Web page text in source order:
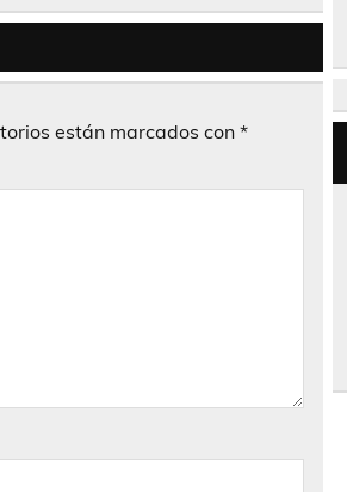
están marcados con *